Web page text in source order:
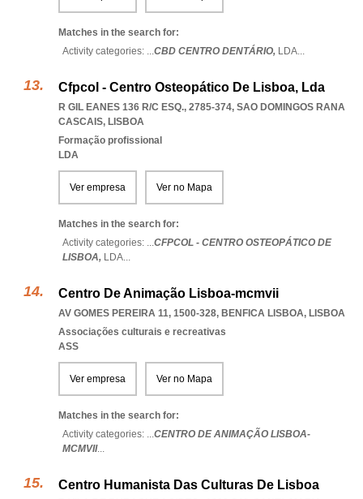
Matches in the search for:
Activity categories: ...CBD CENTRO DENTÁRIO, LDA...
Cfpcol - Centro Osteopático De Lisboa, Lda
R GIL EANES 136 R/C ESQ., 2785-374, SAO DOMINGOS RANA
CASCAIS, LISBOA
Formação profissional
LDA
Ver empresa Ver no Mapa
Matches in the search for:
Activity categories: ...CFPCOL - CENTRO OSTEOPÁTICO DE
LISBOA, LDA...
Centro De Animação Lisboa-mcmvii
AV GOMES PEREIRA 11, 1500-328, BENFICA LISBOA, LISBOA
Associações culturais e recreativas
ASS
Ver empresa Ver no Mapa
Matches in the search for:
Activity categories: ...CENTRO DE ANIMAÇÃO LISBOA-
MCMVII...
Centro Humanista Das Culturas De Lisboa